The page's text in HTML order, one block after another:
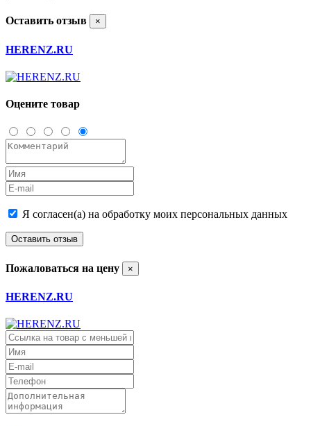
Оставить отзыв ×
HERENZ.RU
Оцените товар
Я согласен(а) на обработку моих персональных данных
Оставить отзыв
Пожаловаться на цену ×
HERENZ.RU